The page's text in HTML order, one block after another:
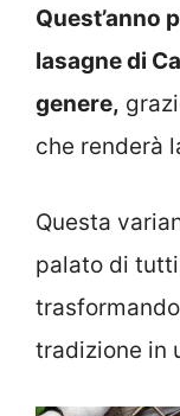
Quest’anno
lasagne di
genere,
che renderà
Questa
palato di
tradizione in